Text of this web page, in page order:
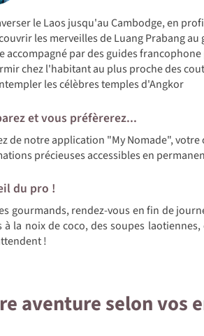
le Laos jusqu'au Cambodge, en
les merveilles de Luang Prabang
accompagné par des guides
chez l'habitant au plus proche des
les célèbres temples d'Angkor
et vous préfèrerez...
de notre application "My Nomade", votre
précieuses accessibles en
du pro !
gourmands, rendez-vous en fin de
à la noix de coco, des soupes
!
aventure selon vos